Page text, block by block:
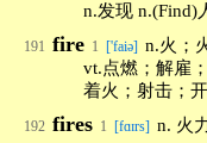
n.发现 n.(Find)
191 fire 1 ['faiə] n.火；
vt.点燃；解雇
着火；射击；
192 fires 1 [fɑɪrs] n. 火